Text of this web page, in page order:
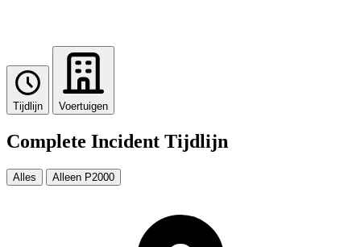
Tijdlijn Voertuigen
Complete Incident Tijdlijn
Alles Alleen P2000